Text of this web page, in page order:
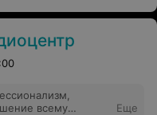
всему
Еще